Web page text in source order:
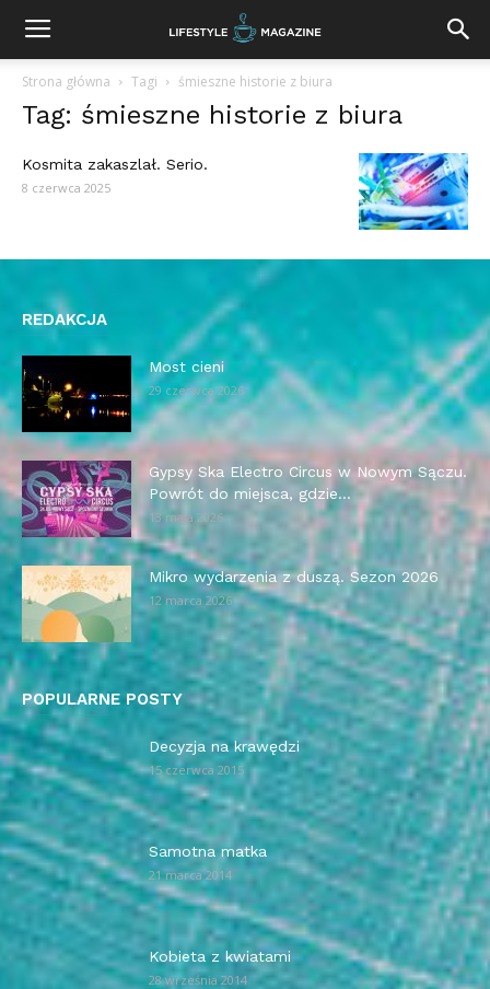
Strona główna Tagi śmieszne historie z biura
Tag: śmieszne historie z biura
Kosmita zakaszlał. Serio.
8 czerwca 2025
REDAKCJA
Most cieni
29 czerwca 2026
Gypsy Ska Electro Circus w Nowym Sączu.
Powrót do miejsca, gdzie...
13 maja 2026
Mikro wydarzenia z duszą. Sezon 2026
12 marca 2026
POPULARNE POSTY
Decyzja na krawędzi
15 czerwca 2015
Samotna matka
21 marca 2014
Kobieta z kwiatami
28 września 2014